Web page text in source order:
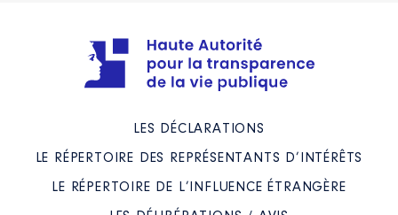
LES DÉCLARATIONS
LE RÉPERTOIRE DES REPRÉSENTANTS D’INTÉRÊTS
LE RÉPERTOIRE DE L’INFLUENCE ÉTRANGÈRE